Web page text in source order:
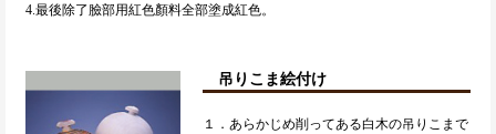
4.最後除了臉部用紅色顏料全部塗成紅色。
吊りこま絵付け
１．あらかじめ削ってある白木の吊りこまで